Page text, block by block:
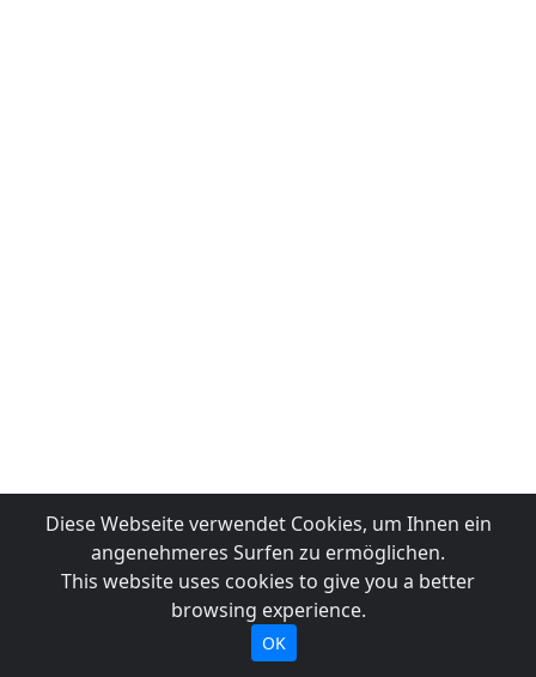
Diese Webseite verwendet Cookies, um Ihnen ein
angenehmeres Surfen zu ermöglichen.
This website uses cookies to give you a better
browsing experience.
OK